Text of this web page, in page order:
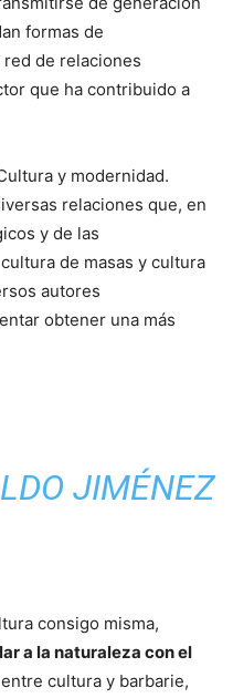
formas de
de relaciones
que ha contribuido a
y modernidad.
relaciones que, en
y de las
de masas y cultura
autores
obtener una más
JIMÉNEZ
consigo misma,
a la naturaleza con el
cultura y barbarie,